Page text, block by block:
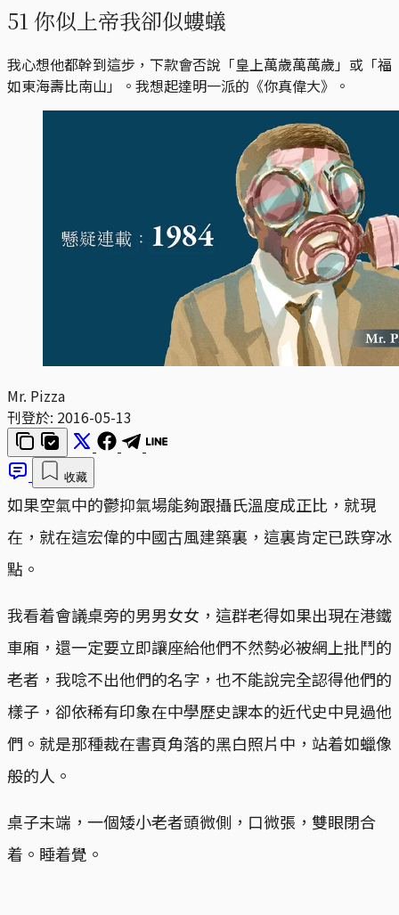
51 你似上帝我卻似螻蟻
我心想他都幹到這步，下款會否說「皇上萬歲萬萬歲」或「福
如東海壽比南山」。我想起達明一派的《你真偉大》。
Mr. Pizza
刊登於: 2016-05-13
收藏
如果空氣中的鬱抑氣場能夠跟攝氏溫度成正比，就現
在，就在這宏偉的中國古風建築裏，這裏肯定已跌穿冰
點。
我看着會議桌旁的男男女女，這群老得如果出現在港鐵
車廂，還一定要立即讓座給他們不然勢必被網上批鬥的
老者，我唸不出他們的名字，也不能說完全認得他們的
樣子，卻依稀有印象在中學歷史課本的近代史中見過他
們。就是那種裁在書頁角落的黑白照片中，站着如蠟像
般的人。
桌子末端，一個矮小老者頭微側，口微張，雙眼閉合
着。睡着覺。